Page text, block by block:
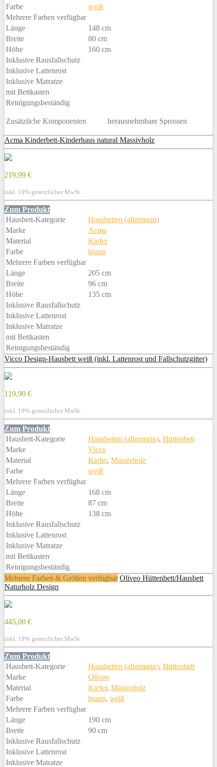
Farbe
weiß
Mehrere Farben verfügbar
Länge
148 cm
Breite
80 cm
Höhe
160 cm
Inklusive Rausfallschutz
Inklusive Lattenrost
Inklusive Matratze
mit Bettkasten
Reinigungsbeständig
Zusätzliche Komponenten herausnehmbare Sprossen
Acma Kinderbett-Kinderhaus natural Massivholz
219,99 €
inkl. 19% gesetzlicher MwSt.
Zum Produkt
Hausbett-Kategorie
Hausbetten (allgemein)
Marke
Acma
Material
Kiefer
Farbe
braun
Mehrere Farben verfügbar
Länge
205 cm
Breite
96 cm
Höhe
135 cm
Inklusive Rausfallschutz
Inklusive Lattenrost
Inklusive Matratze
mit Bettkasten
Reinigungsbeständig
Vicco Design-Hausbett weiß (inkl. Lattenrost und Fallschutzgitter)
119,90 €
inkl. 19% gesetzlicher MwSt.
Zum Produkt
Hausbett-Kategorie
Hausbetten (allgemein), Hüttenbett
Marke
Vicco
Material
Kiefer, Massivholz
Farbe
weiß
Mehrere Farben verfügbar
Länge
168 cm
Breite
87 cm
Höhe
138 cm
Inklusive Rausfallschutz
Inklusive Lattenrost
Inklusive Matratze
mit Bettkasten
Reinigungsbeständig
Mehrere Farben & Größen verfügbar Oliveo Hüttenbett/Hausbett
Naturholz Design
445,00 €
inkl. 19% gesetzlicher MwSt.
Zum Produkt
Hausbett-Kategorie
Hausbetten (allgemein), Hüttenbett
Marke
Oliveo
Material
Kiefer, Massivholz
Farbe
braun, weiß
Mehrere Farben verfügbar
Länge
190 cm
Breite
90 cm
Inklusive Rausfallschutz
Inklusive Lattenrost
Inklusive Matratze